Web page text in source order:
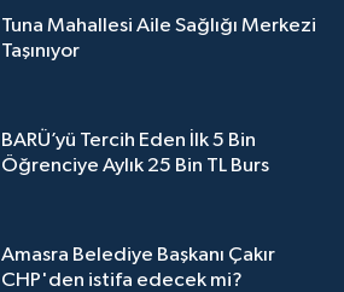
Tuna Mahallesi Aile Sağlığı Merkezi
Taşınıyor
BARÜ’yü Tercih Eden İlk 5 Bin
Öğrenciye Aylık 25 Bin TL Burs
Amasra Belediye Başkanı Çakır
CHP'den istifa edecek mi?